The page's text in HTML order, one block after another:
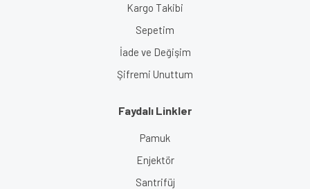
Kargo Takibi
Sepetim
İade ve Değişim
Şifremi Unuttum
Faydalı Linkler
Pamuk
Enjektör
Santrifüj